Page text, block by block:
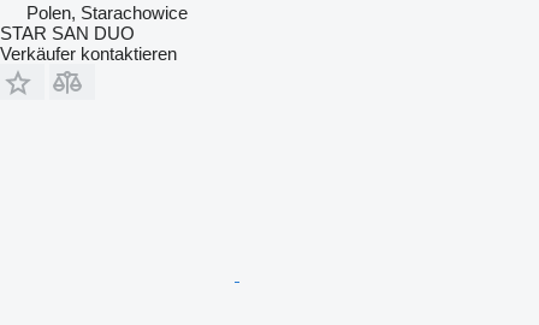
Polen, Starachowice
STAR SAN DUO
Verkäufer kontaktieren